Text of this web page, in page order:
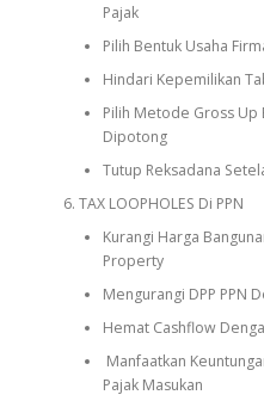
Pajak
Pilih Bentuk Usaha
Hindari Kepemilikan
Pilih Metode Gross Up
Dipotong
Tutup Reksadana
TAX LOOPHOLES Di PPN
Kurangi Harga
Property
Mengurangi DPP PPN
Hemat Cashflow
Manfaatkan
Pajak Masukan